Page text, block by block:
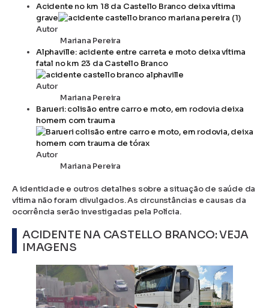
Acidente no km 18 da Castello Branco deixa vítima
grave
Autor
Mariana Pereira
Alphaville: acidente entre carreta e moto deixa vítima
fatal no km 23 da Castello Branco
Autor
Mariana Pereira
Barueri: colisão entre carro e moto, em rodovia deixa
homem com trauma
Autor
Mariana Pereira
A identidade e outros detalhes sobre a situação de saúde da
vítima não foram divulgados. As circunstâncias e causas da
ocorrência serão investigadas pela Polícia.
ACIDENTE NA CASTELLO BRANCO: VEJA
IMAGENS